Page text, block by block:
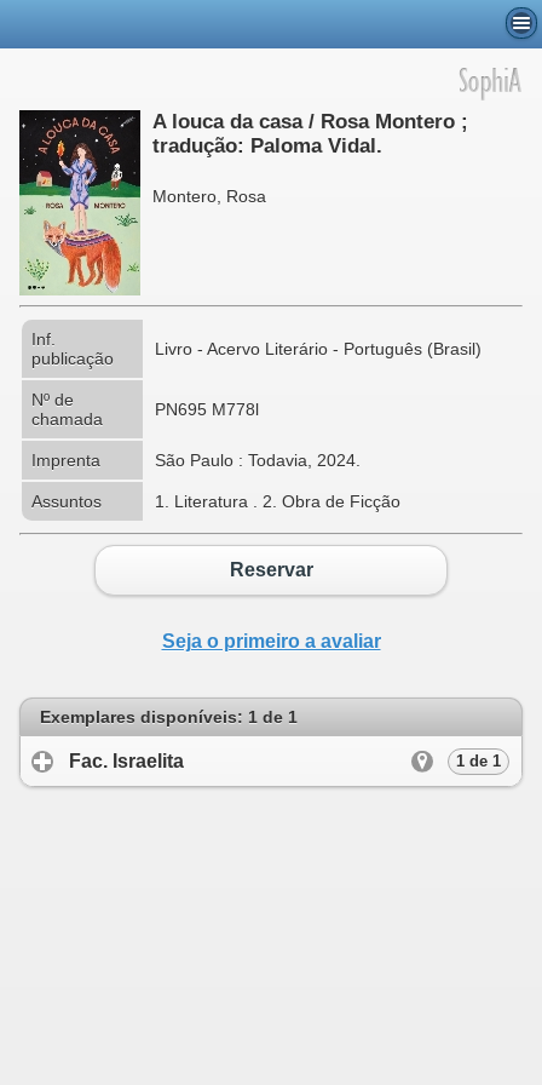
A louca da casa / Rosa Montero ;
tradução: Paloma Vidal.
Montero, Rosa
Inf.
publicação
Livro - Acervo Literário - Português (Brasil)
Nº de
chamada
PN695 M778l
Imprenta São Paulo : Todavia, 2024.
Assuntos 1. Literatura . 2. Obra de Ficção
Reservar
Seja o primeiro a avaliar
Exemplares disponíveis: 1 de 1
Fac. Israelita 1 de 1
click to expand contents